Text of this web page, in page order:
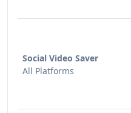
Social Video Saver
All Platforms